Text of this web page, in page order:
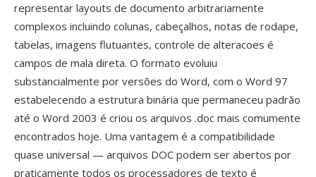
representar layouts de documento arbitrariamente
complexos incluindo colunas, cabeçalhos, notas de rodape,
tabelas, imagens flutuantes, controle de alteracoes é
campos de mala direta. O formato evoluiu
substancialmente por versões do Word, com o Word 97
estabelecendo a estrutura binária que permaneceu padrão
até o Word 2003 é criou os arquivos .doc mais comumente
encontrados hoje. Uma vantagem é a compatibilidade
quase universal — arquivos DOC podem ser abertos por
praticamente todos os processadores de texto é